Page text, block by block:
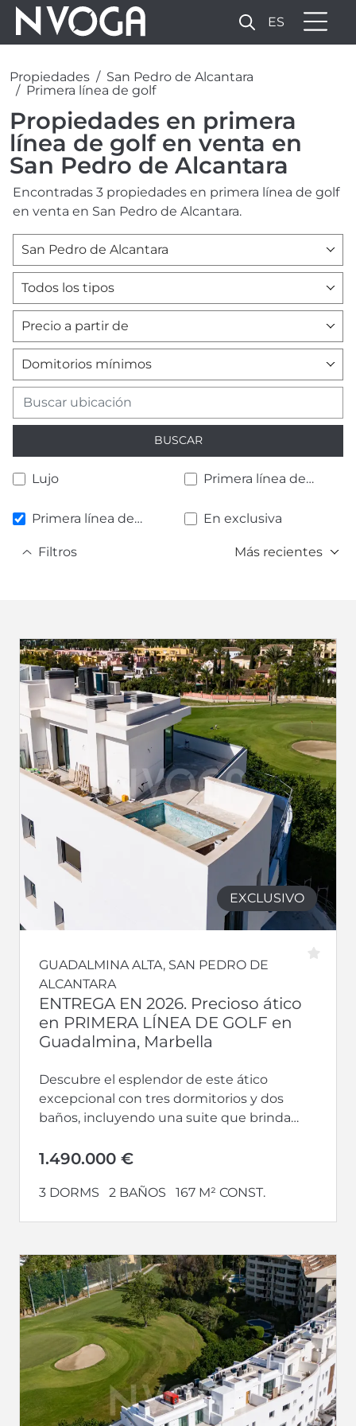
ES
Propiedades
San Pedro de Alcantara
Primera línea de golf
Propiedades en primera
línea de golf en venta en
San Pedro de Alcantara
Encontradas 3 propiedades en primera línea de golf
en venta en San Pedro de Alcantara.
San Pedro de Alcantara
Todos los tipos
Precio a partir de
Domitorios mínimos
BUSCAR
Lujo
Primera línea de
Primera línea de
En exclusiva
Filtros Más recientes
EXCLUSIVO
GUADALMINA ALTA, SAN PEDRO DE
ALCANTARA
ENTREGA EN 2026. Precioso ático
en PRIMERA LÍNEA DE GOLF en
Guadalmina, Marbella
Descubre el esplendor de este ático
excepcional con tres dormitorios y dos
baños, incluyendo una suite que brinda
1.490.000 €
3 DORMS 2 BAÑOS 167 M² CONST.